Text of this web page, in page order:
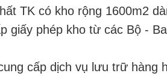
TK có kho rộng 1600m2
giấy phép kho từ các Bộ -
cấp dịch vụ lưu trữ